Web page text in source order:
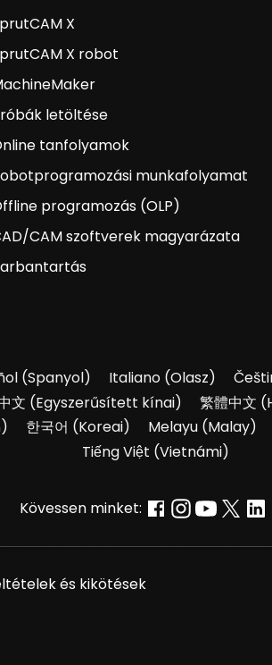
X
X robot
letöltése
tanfolyamok
munkafolyamat
programozás (OLP)
CAM szoftverek magyarázata
(Spanyol) Italiano(Olasz)
文 (Egyszerűsített kínai) 繁體中文 (
) 한국어 (Koreai) Melayu (Malay)
Tiếng Việt (Vietnámi)
Kövessen minket:
és kikötések